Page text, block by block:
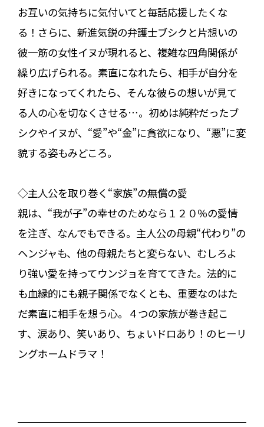
お互いの気持ちに気付いてと毎話応援したくな
る！さらに、新進気鋭の弁護士ブシクと片想いの
彼一筋の女性イヌが現れると、複雑な四角関係が
繰り広げられる。素直になれたら、相手が自分を
好きになってくれたら、そんな彼らの想いが見て
る人の心を切なくさせる…。初めは純粋だったブ
シクやイヌが、“愛”や“金”に貪欲になり、“悪”に変
貌する姿もみどころ。
◇主人公を取り巻く“家族”の無償の愛
親は、“我が子”の幸せのためなら１２０％の愛情
を注ぎ、なんでもできる。主人公の母親“代わり”の
ヘンジャも、他の母親たちと変らない、むしろよ
り強い愛を持ってウンジョを育ててきた。法的に
も血縁的にも親子関係でなくとも、重要なのはた
だ素直に相手を想う心。４つの家族が巻き起こ
す、涙あり、笑いあり、ちょいドロあり！のヒーリ
ングホームドラマ！